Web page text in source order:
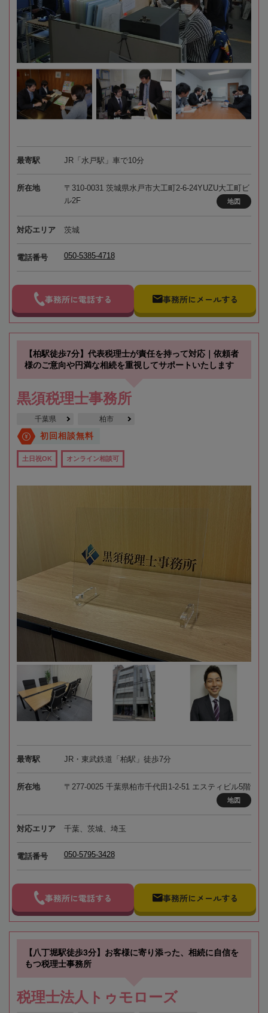
最寄駅 JR「水戸駅」車で10分
所在地
〒310-0031 茨城県水戸市大工町2-6-24YUZU大工町ビ
ル2F
地図
対応エリア 茨城
電話番号 050-5385-4718
事務所に電話する 事務所にメールする
【柏駅徒歩7分】代表税理士が責任を持って対応｜依頼者
様のご意向や円満な相続を重視してサポートいたします
黒須税理士事務所
千葉県 柏市
初回相談無料
土日祝OK オンライン相談可
最寄駅 JR・東武鉄道「柏駅」徒歩7分
所在地 〒277-0025 千葉県柏市千代田1-2-51 エスティビル5階
地図
対応エリア 千葉、茨城、埼玉
電話番号 050-5795-3428
事務所に電話する 事務所にメールする
【八丁堀駅徒歩3分】お客様に寄り添った、相続に自信を
もつ税理士事務所
税理士法人トゥモローズ